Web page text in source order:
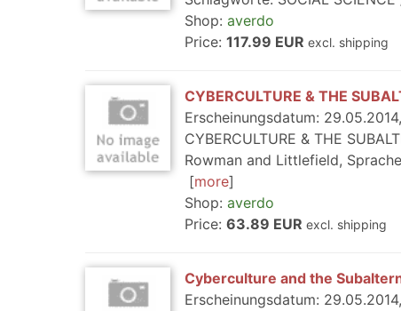
Shop: averdo
Price: 117.99 EUR excl. shipping
CYBERCULTURE & THE
Erscheinungsdatum:
CYBERCULTURE & THE
Rowman and Littlefield,
more
Shop: averdo
Price: 63.89 EUR excl. shipping
Cyberculture and the
Erscheinungsdatum: